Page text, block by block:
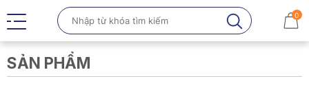
0
SẢN PHẨM